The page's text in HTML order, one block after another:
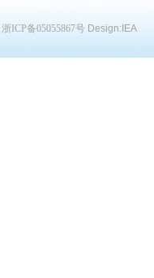
浙ICP备05055867号 Design: IEA